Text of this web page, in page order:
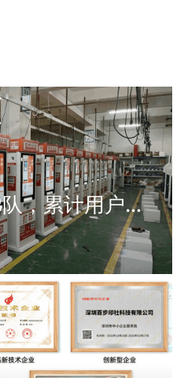
稳居行业第一梯队，累计用户量超1400万